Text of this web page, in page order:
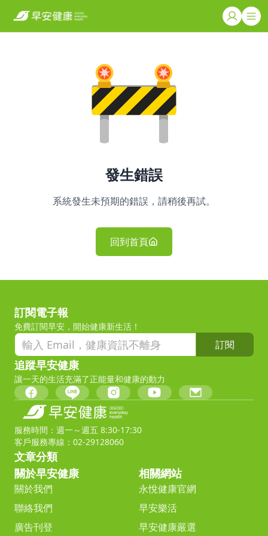
發生錯誤
系統發生未預期的錯誤，請稍後再試。
回到首頁
訂閱電子報
免費訂閱早安，開始健康新生活！
訂閱
追蹤早安健康
讓一天的生活充滿了正能量和健康的動力
服務時間：週一～週五 8:30-17:30
客戶服務專線：02-29128060
文章分類
關於早安健康
關於我們
聯絡我們
廣告刊登
相關網站
永悅健康官網
早安樂活
早安健康嚴選